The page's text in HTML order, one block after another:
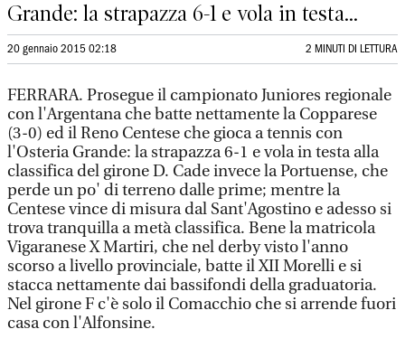
Grande: la strapazza 6-1 e vola in testa...
20 gennaio 2015 02:18 2 MINUTI DI LETTURA
FERRARA. Prosegue il campionato Juniores regionale
con l'Argentana che batte nettamente la Copparese
(3-0) ed il Reno Centese che gioca a tennis con
l'Osteria Grande: la strapazza 6-1 e vola in testa alla
classifica del girone D. Cade invece la Portuense, che
perde un po' di terreno dalle prime; mentre la
Centese vince di misura dal Sant'Agostino e adesso si
trova tranquilla a metà classifica. Bene la matricola
Vigaranese X Martiri, che nel derby visto l'anno
scorso a livello provinciale, batte il XII Morelli e si
stacca nettamente dai bassifondi della graduatoria.
Nel girone F c'è solo il Comacchio che si arrende fuori
casa con l'Alfonsine.